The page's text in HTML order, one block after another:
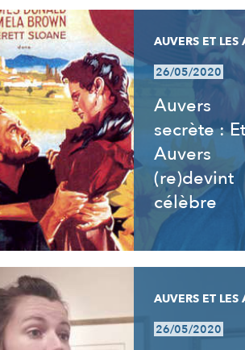
AUVERS ET LES
26/05/2020
Auvers
secrète : Et
Auvers
(re)devint
célèbre
AUVERS ET LES
26/05/2020